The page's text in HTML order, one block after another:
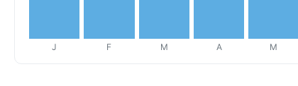
J F M A M